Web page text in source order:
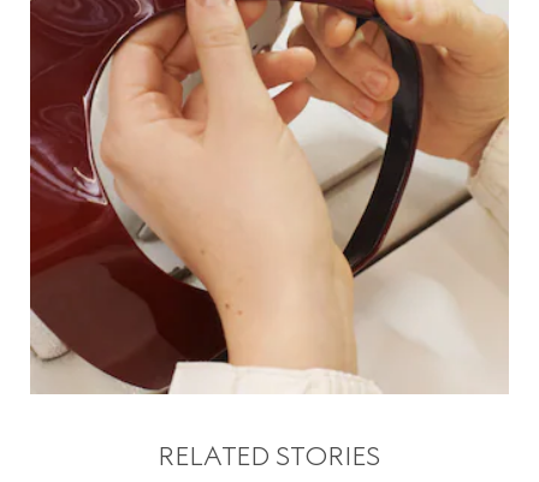
RELATED STORIES